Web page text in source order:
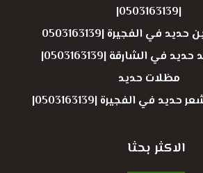
|0503163139|
في الفجيرة |0503163139
تركيب قرميد حديد في الشارقة |0503163139|
مظلات حديد
في الفجيرة |0503163139|
الاكثر بحثا